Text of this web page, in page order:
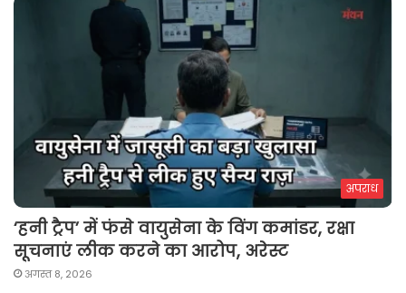
अपराध
‘हनी ट्रैप’ में फंसे वायुसेना के विंग कमांडर, रक्षा
सूचनाएं लीक करने का आरोप, अरेस्ट
अगस्त 8, 2026